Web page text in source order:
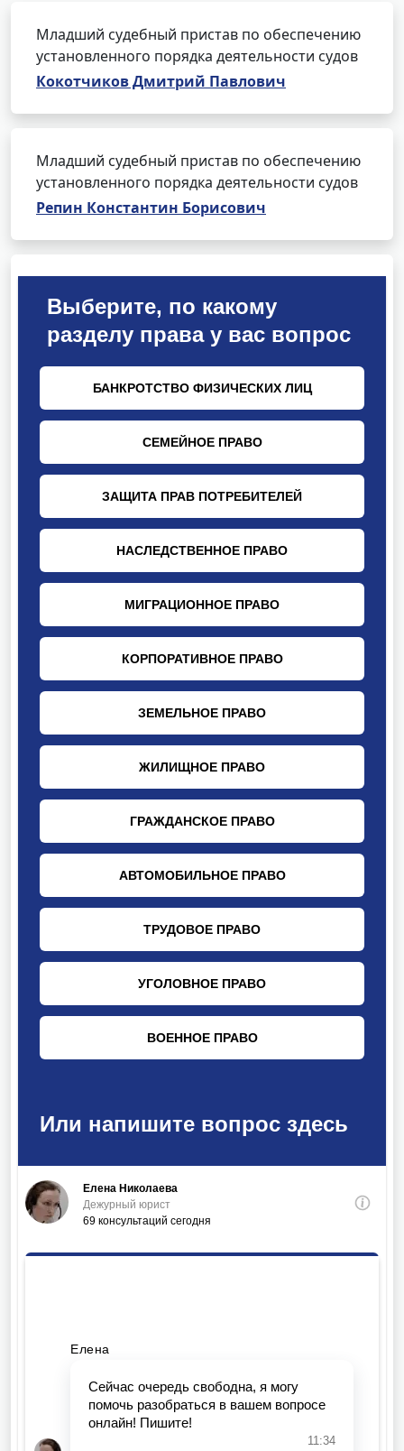
Младший судебный пристав по обеспечению
установленного порядка деятельности судов
Кокотчиков Дмитрий Павлович
Младший судебный пристав по обеспечению
установленного порядка деятельности судов
Репин Константин Борисович